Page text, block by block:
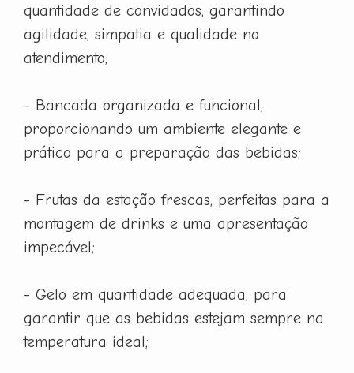
quantidade de convidados, garantindo
agilidade, simpatia e qualidade no
atendimento;
- Bancada organizada e funcional,
proporcionando um ambiente elegante e
prático para a preparação das bebidas;
- Frutas da estação frescas, perfeitas para a
montagem de drinks e uma apresentação
impecável;
- Gelo em quantidade adequada, para
garantir que as bebidas estejam sempre na
temperatura ideal;